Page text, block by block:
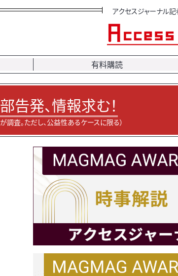
アクセスジャーナル
有料購読
告発、情報求む！
調査。ただし、公益性あるケースに限る）